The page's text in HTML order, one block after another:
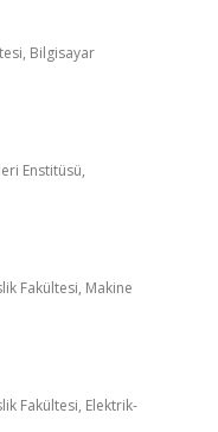
Bilgisayar
Enstitüsü,
Fakültesi, Makine
Fakültesi, Elektrik-